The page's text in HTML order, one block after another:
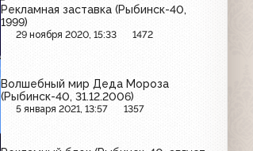
Рекламная заставка (Рыбинск-40,
1999)
29 ноября 2020, 15:33 1472
Волшебный мир Деда Мороза
(Рыбинск-40, 31.12.2006)
5 января 2021, 13:57 1357